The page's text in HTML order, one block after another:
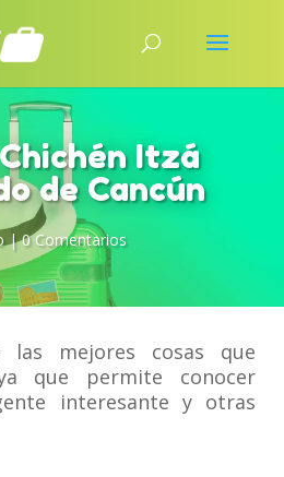
Itzá
de Cancún
|0 Comentarios
mejores cosas que
que permite conocer
interesante y otras